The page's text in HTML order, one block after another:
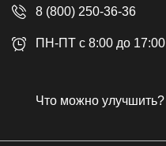
Контакты
Гарантия
Публичная оферта
8 (800) 250-36-36
ПН-ПТ с 8:00 до 17:00
Что можно улучшить?